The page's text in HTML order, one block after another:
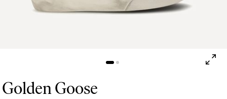
Golden Goose